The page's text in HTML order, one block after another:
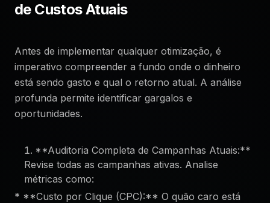
de Custos Atuais
Antes de implementar qualquer otimização, é
imperativo compreender a fundo onde o dinheiro
está sendo gasto e qual o retorno atual. A análise
profunda permite identificar gargalos e
oportunidades.
**Auditoria Completa de Campanhas Atuais:**
Revise todas as campanhas ativas. Analise
métricas como:
* **Custo por Clique (CPC):** O quão caro está